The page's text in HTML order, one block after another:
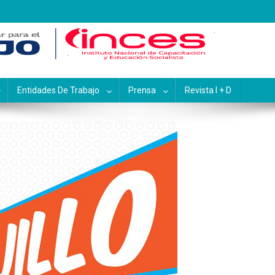
y Educación
Entidades De Trabajo Prensa Revista I + D